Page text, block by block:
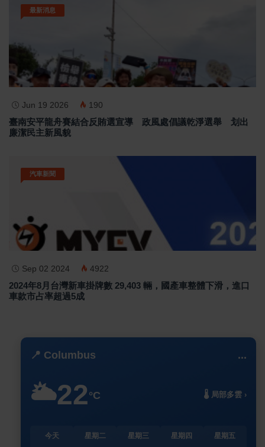
最新消息
Jun 19 2026 190
臺南安平龍舟賽結合反賄選宣導 政風處倡議乾淨選舉 划出
廉潔民主新風貌
汽車新聞
Sep 02 2024 4922
2024年8月台灣新車掛牌數 29,403 輛，國產車整體下滑，進口
車款市占率超過5成
📍 Columbus ...
🌥️22°C 🌡️ 局部多雲 ›
今天 星期二 星期三 星期四 星期五